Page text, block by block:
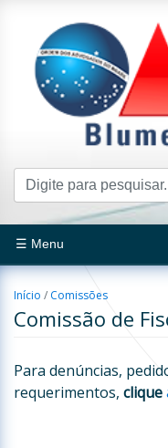
☰ Menu
Início / Comissões
Comissão de
Para denúncias,
requerimentos, clique